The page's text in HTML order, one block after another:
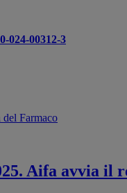
024-00312-3
Aifa avvia